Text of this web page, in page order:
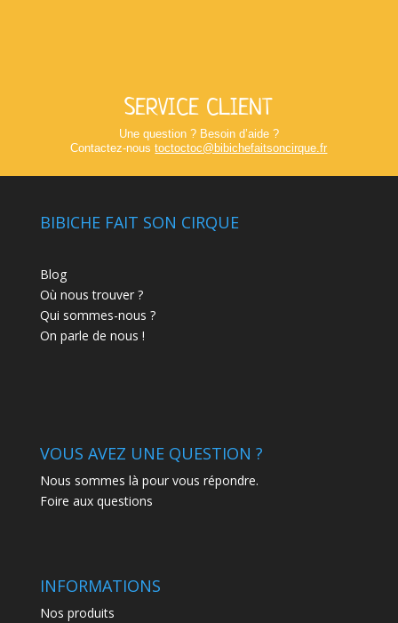
SERVICE CLIENT
Une question ? Besoin d’aide ?
Contactez-noustoctoctoc@bibichefaitsoncirque.fr
BIBICHE FAIT SON CIRQUE
Blog
Où nous trouver ?
Qui sommes-nous ?
On parle de nous !
VOUS AVEZ UNE QUESTION ?
Nous sommes là pour vous répondre.
Foire aux questions
INFORMATIONS
Nos produits